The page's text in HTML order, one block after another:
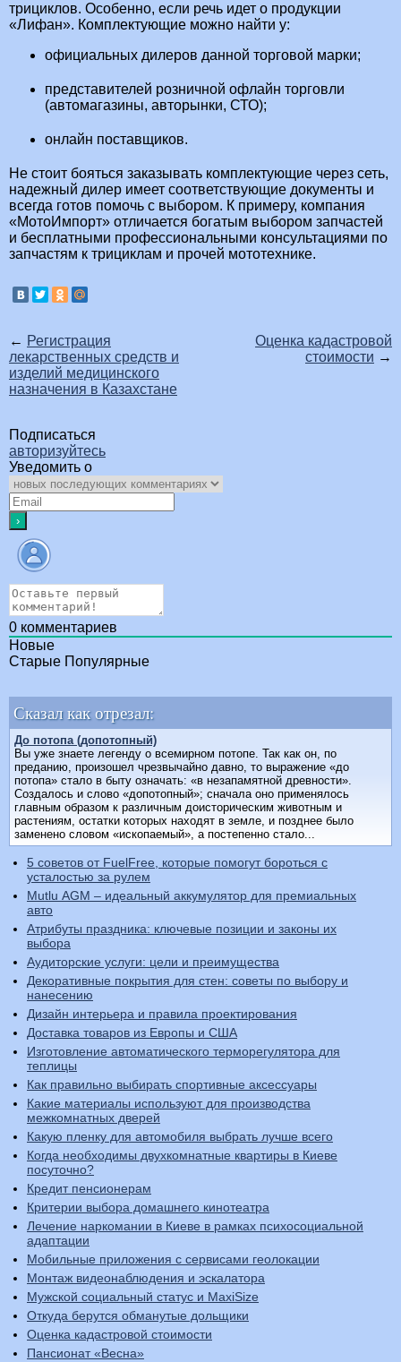
трициклов. Особенно, если речь идет о продукции
«Лифан». Комплектующие можно найти у:
официальных дилеров данной торговой марки;
представителей розничной офлайн торговли
(автомагазины, авторынки, СТО);
онлайн поставщиков.
Не стоит бояться заказывать комплектующие через сеть,
надежный дилер имеет соответствующие документы и
всегда готов помочь с выбором. К примеру, компания
«МотоИмпорт» отличается богатым выбором запчастей
и бесплатными профессиональными консультациями по
запчастям к трициклам и прочей мототехнике.
← Регистрация
лекарственных средств и
изделий медицинского
назначения в Казахстане
Оценка кадастровой
стоимости →
Подписаться
авторизуйтесь
Уведомить о
0 комментариев
Новые
Старые Популярные
Сказал как отрезал:
До потопа (допотопный)
Вы уже знаете легенду о всемирном потопе. Так как он, по
преданию, произошел чрезвычайно давно, то выражение «до
потопа» стало в быту означать: «в незапамятной древности».
Создалось и слово «допотопный»; сначала оно применялось
главным образом к различным доисторическим животным и
растениям, остатки которых находят в земле, и позднее было
заменено словом «ископаемый», а постепенно стало...
5 советов от FuelFree, которые помогут бороться с
усталостью за рулем
Mutlu AGM – идеальный аккумулятор для премиальных
авто
Атрибуты праздника: ключевые позиции и законы их
выбора
Аудиторские услуги: цели и преимущества
Декоративные покрытия для стен: советы по выбору и
нанесению
Дизайн интерьера и правила проектирования
Доставка товаров из Европы и США
Изготовление автоматического терморегулятора для
теплицы
Как правильно выбирать спортивные аксессуары
Какие материалы используют для производства
межкомнатных дверей
Какую пленку для автомобиля выбрать лучше всего
Когда необходимы двухкомнатные квартиры в Киеве
посуточно?
Кредит пенсионерам
Критерии выбора домашнего кинотеатра
Лечение наркомании в Киеве в рамках психосоциальной
адаптации
Мобильные приложения с сервисами геолокации
Монтаж видеонаблюдения и эскалатора
Мужской социальный статус и MaxiSize
Откуда берутся обманутые дольщики
Оценка кадастровой стоимости
Пансионат «Весна»